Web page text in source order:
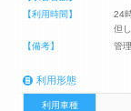
【利用時間】
24
但
【備考】
管
利用形態
利用車種